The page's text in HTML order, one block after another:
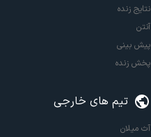
نتایج زنده
آنتن
پیش بینی
پخش زنده
تیم های خارجی
آث میلان